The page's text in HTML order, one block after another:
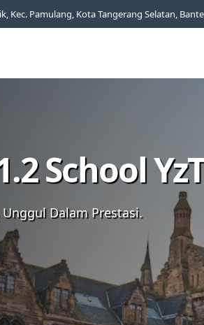
Kec. Pamulang, Kota Tangerang Selatan,
School
Dalam Prestasi.